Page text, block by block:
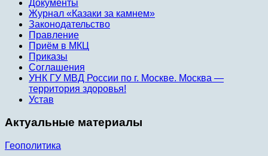
Документы
Журнал «Казаки за камнем»
Законодательство
Правление
Приём в МКЦ
Приказы
Соглашения
УНК ГУ МВД России по г. Москве. Москва —
территория здоровья!
Устав
Актуальные материалы
Геополитика